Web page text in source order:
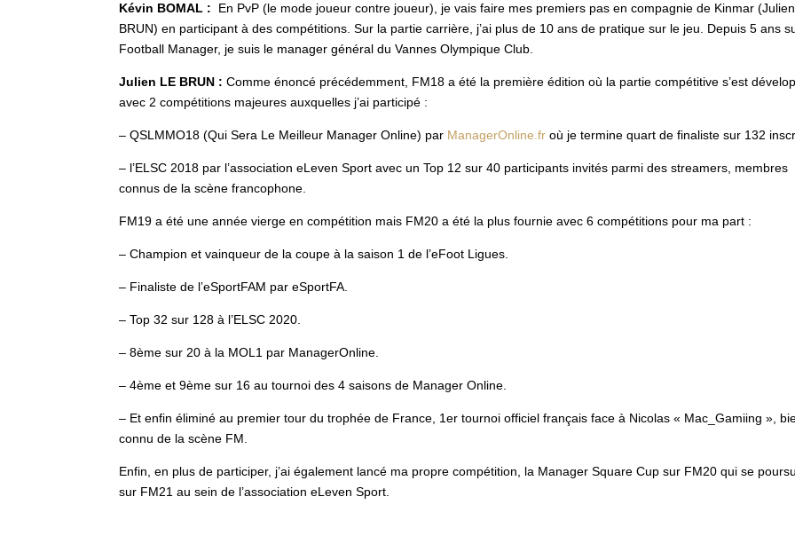
Kévin BOMAL : En PvP (le mode joueur contre joueur), je vais faire mes premiers pas en compagnie de Kinmar
BRUN) en participant à des compétitions. Sur la partie carrière, j’ai plus de 10 ans de pratique sur le jeu. Depuis 5 ans
Football Manager, je suis le manager général du Vannes Olympique Club.
Julien LE BRUN : Comme énoncé précédemment, FM18 a été la première édition où la partie compétitive s’est
avec 2 compétitions majeures auxquelles j’ai participé :
– QSLMMO18 (Qui Sera Le Meilleur Manager Online) par ManagerOnline.fr où je termine quart de finaliste sur 132
– l’ELSC 2018 par l’association eLeven Sport avec un Top 12 sur 40 participants invités parmi des streamers, membres
connus de la scène francophone.
FM19 a été une année vierge en compétition mais FM20 a été la plus fournie avec 6 compétitions pour ma part :
– Champion et vainqueur de la coupe à la saison 1 de l’eFoot Ligues.
– Finaliste de l’eSportFAM par eSportFA.
– Top 32 sur 128 à l’ELSC 2020.
– 8ème sur 20 à la MOL1 par ManagerOnline.
– 4ème et 9ème sur 16 au tournoi des 4 saisons de Manager Online.
– Et enfin éliminé au premier tour du trophée de France, 1er tournoi officiel français face à Nicolas « Mac_Gamiing »,
connu de la scène FM.
Enfin, en plus de participer, j’ai également lancé ma propre compétition, la Manager Square Cup sur FM20 qui se
sur FM21 au sein de l’association eLeven Sport.